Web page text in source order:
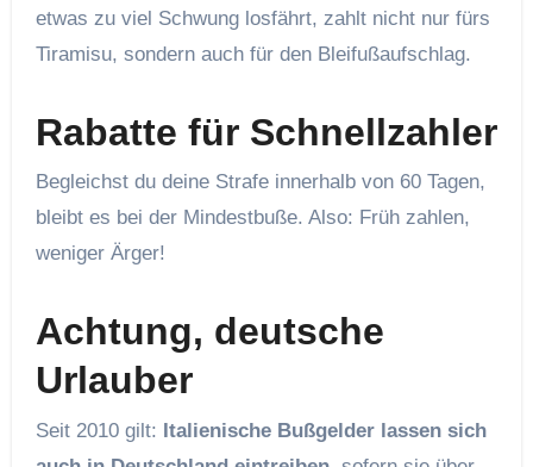
etwas zu viel Schwung losfährt, zahlt nicht nur fürs
Tiramisu, sondern auch für den Bleifußaufschlag.
Rabatte für Schnellzahler
Begleichst du deine Strafe innerhalb von 60 Tagen,
bleibt es bei der Mindestbuße. Also: Früh zahlen,
weniger Ärger!
Achtung, deutsche
Urlauber
Seit 2010 gilt: Italienische Bußgelder lassen sich